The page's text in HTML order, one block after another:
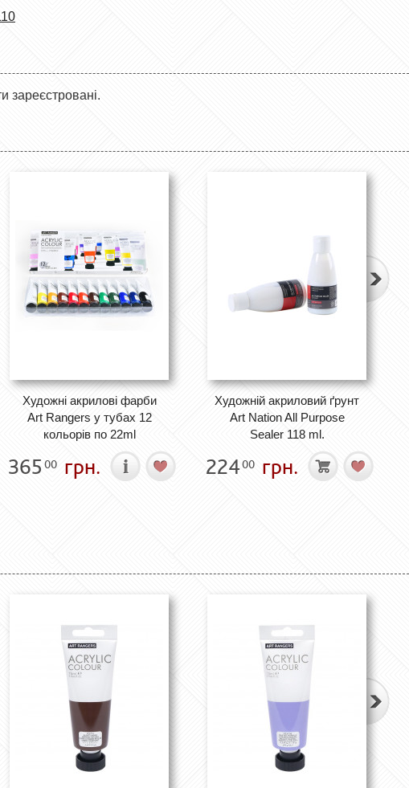
зареєстровані.
Художні акрилові фарби
Art Rangers у тубах 12
кольорів по 22ml
365 00 грн.
Художній акриловий ґрунт
Art Nation All Purpose
Sealer 118 ml.
22400 грн.